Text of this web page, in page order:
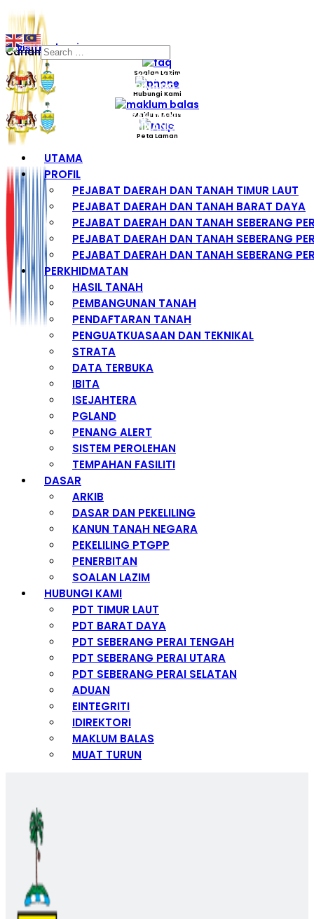
Carian
Soalan Lazim
Hubungi Kami
Maklum Balas
Peta Laman
UTAMA
PROFIL
PEJABAT DAERAH DAN TANAH TIMUR LAUT
PEJABAT DAERAH DAN TANAH BARAT DAYA
PEJABAT DAERAH DAN TANAH SEBERANG
PEJABAT DAERAH DAN TANAH SEBERANG
PEJABAT DAERAH DAN TANAH SEBERANG
PERKHIDMATAN
HASIL TANAH
PEMBANGUNAN TANAH
PENDAFTARAN TANAH
PENGUATKUASAAN DAN TEKNIKAL
STRATA
DATA TERBUKA
IBITA
ISEJAHTERA
PGLAND
PENANG ALERT
SISTEM PEROLEHAN
TEMPAHAN FASILITI
DASAR
ARKIB
DASAR DAN PEKELILING
KANUN TANAH NEGARA
PEKELILING PTGPP
PENERBITAN
SOALAN LAZIM
HUBUNGI KAMI
PDT TIMUR LAUT
PDT BARAT DAYA
PDT SEBERANG PERAI TENGAH
PDT SEBERANG PERAI UTARA
PDT SEBERANG PERAI SELATAN
ADUAN
EINTEGRITI
IDIREKTORI
MAKLUM BALAS
MUAT TURUN